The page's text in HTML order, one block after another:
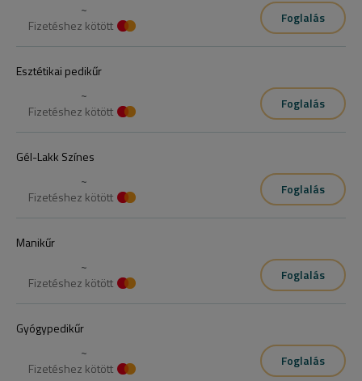
~
Fizetéshez kötött
Foglalás
Esztétikai pedikűr
~
Fizetéshez kötött
Foglalás
Gél-Lakk Színes
~
Fizetéshez kötött
Foglalás
Manikűr
~
Fizetéshez kötött
Foglalás
Gyógypedikűr
~
Fizetéshez kötött
Foglalás